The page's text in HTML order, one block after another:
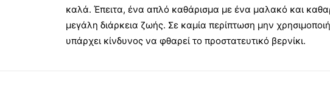
καλά. Έπειτα, ένα απλό καθάρισμα με ένα μαλακό και
μεγάλη διάρκεια ζωής. Σε καμία περίπτωση μην
υπάρχει κίνδυνος να φθαρεί το προστατευτικό βερνίκι.